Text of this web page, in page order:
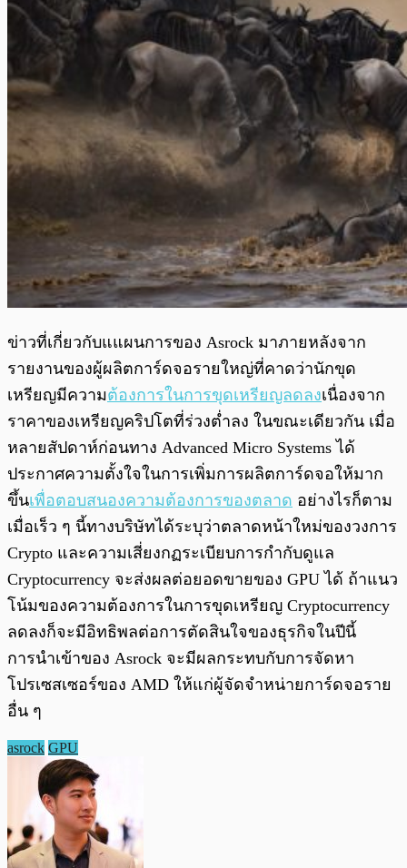
ข่าวที่เกี่ยวกับแแผนการของ Asrock มาภายหลังจาก
รายงานของผู้ผลิตการ์ดจอรายใหญ่ที่คาดว่านักขุด
เหรียญมีความต้องการในการขุดเหรียญลดลงเนื่องจาก
ราคาของเหรียญคริปโตที่ร่วงต่ำลง ในขณะเดียวกัน เมื่อ
หลายสัปดาห์ก่อนทาง Advanced Micro Systems ได้
ประกาศความตั้งใจในการเพิ่มการผลิตการ์ดจอให้มาก
ขึ้นเพื่อตอบสนองความต้องการของตลาด อย่างไรก็ตาม
เมื่อเร็ว ๆ นี้ทางบริษัทได้ระบุว่าตลาดหน้าใหม่ของวงการ
Crypto และความเสี่ยงกฏระเบียบการกำกับดูแล
Cryptocurrency จะส่งผลต่อยอดขายของ GPU ได้ ถ้าแนว
โน้มของความต้องการในการขุดเหรียญ Cryptocurrency
ลดลงก็จะมีอิทธิพลต่อการตัดสินใจของธุรกิจในปีนี้
การนำเข้าของ Asrock จะมีผลกระทบกับการจัดหา
โปรเซสเซอร์ของ AMD ให้แก่ผู้จัดจำหน่ายการ์ดจอราย
อื่น ๆ
asrock GPU